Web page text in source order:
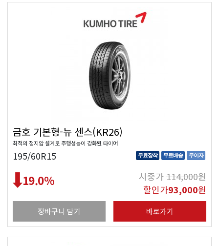
금호 기본형-뉴 센스(KR26)
최적의 접지압 설계로 주행성능이 강화된 타이어
195/60R15 무료장착 무료배송 무이자
19.0% 시중가114,000원
할인가93,000원
장바구니 담기 바로가기